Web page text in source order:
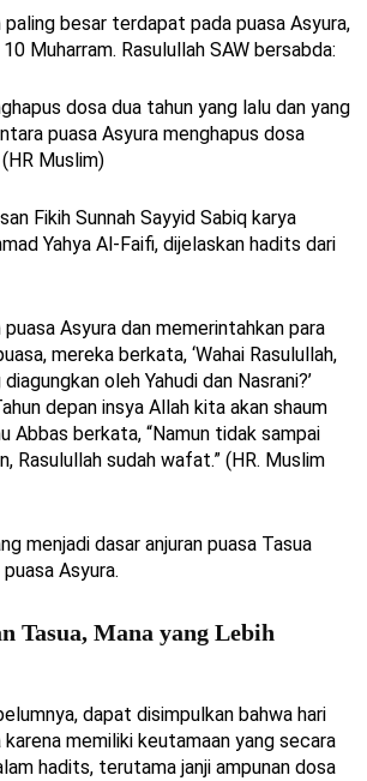
paling besar terdapat pada puasa Asyura,
Muharram. Rasulullah SAW bersabda:
dosa dua tahun yang lalu dan yang
puasa Asyura menghapus dosa
Muslim)
Fikih Sunnah Sayyid Sabiq karya
Yahya Al-Faifi, dijelaskan hadits dari
Asyura dan memerintahkan para
mereka berkata, ‘Wahai Rasulullah,
oleh Yahudi dan Nasrani?’
depan insya Allah kita akan shaum
Abbas berkata, “Namun tidak sampai
Rasulullah sudah wafat.” (HR. Muslim
menjadi dasar anjuran puasa Tasua
Asyura.
Tasua, Mana yang Lebih
dapat disimpulkan bahwa hari
memiliki keutamaan yang secara
hadits, terutama janji ampunan dosa